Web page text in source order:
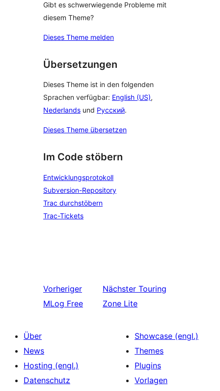
Gibt es schwerwiegende Probleme mit
diesem Theme?
Dieses Theme melden
Übersetzungen
Dieses Theme ist in den folgenden
Sprachen verfügbar: English (US),
Nederlands und Русский.
Dieses Theme übersetzen
Im Code stöbern
Entwicklungsprotokoll
Subversion-Repository
Trac durchstöbern
Trac-Tickets
Vorheriger
MLog Free
Nächster Touring
Zone Lite
Über
News
Hosting (engl.)
Datenschutz
Showcase (engl.)
Themes
Plugins
Vorlagen